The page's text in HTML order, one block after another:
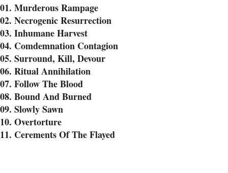
01. Murderous Rampage
02. Necrogenic Resurrection
03. Inhumane Harvest
04. Comdemnation Contagion
05. Surround, Kill, Devour
06. Ritual Annihilation
07. Follow The Blood
08. Bound And Burned
09. Slowly Sawn
10. Overtorture
11. Cerements Of The Flayed